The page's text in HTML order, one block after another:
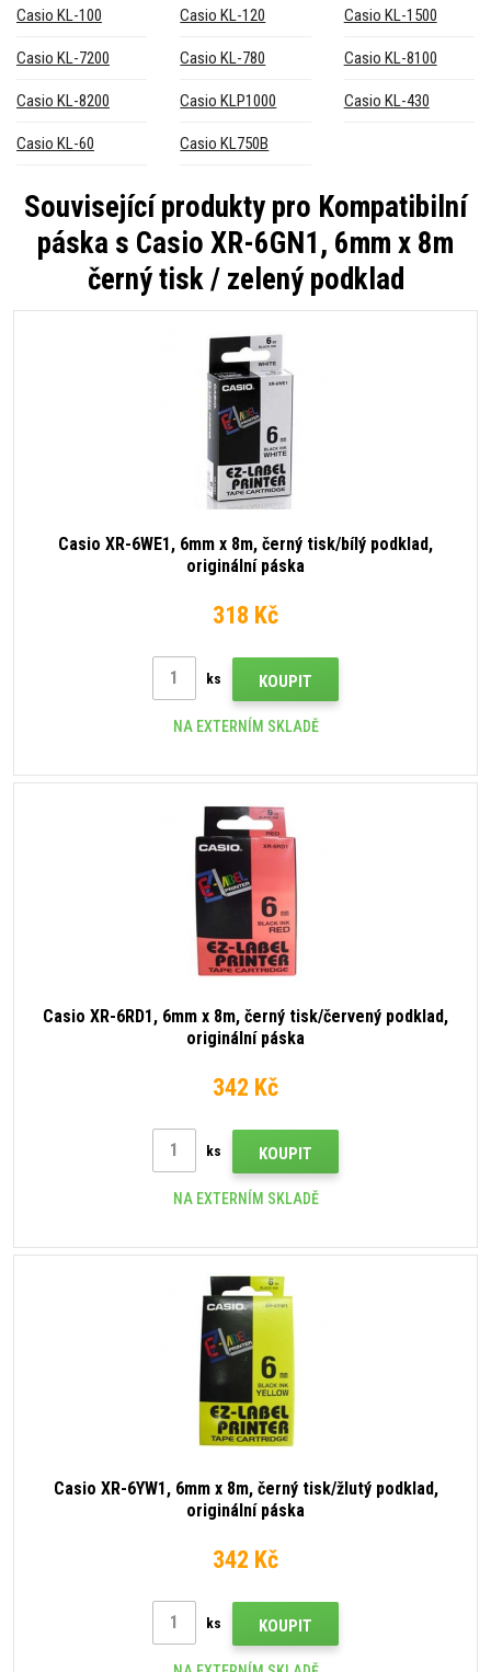
Casio KL-100 Casio KL-120 Casio KL-1500
Casio KL-7200 Casio KL-780 Casio KL-8100
Casio KL-8200 Casio KLP1000 Casio KL-430
Casio KL-60 Casio KL750B
Související produkty pro Kompatibilní
páska s Casio XR-6GN1, 6mm x 8m
černý tisk / zelený podklad
Casio XR-6WE1, 6mm x 8m, černý tisk/bílý podklad,
originální páska
318 Kč
ks KOUPIT
NA EXTERNÍM SKLADĚ
Casio XR-6RD1, 6mm x 8m, černý tisk/červený podklad,
originální páska
342 Kč
ks KOUPIT
NA EXTERNÍM SKLADĚ
Casio XR-6YW1, 6mm x 8m, černý tisk/žlutý podklad,
originální páska
342 Kč
ks KOUPIT